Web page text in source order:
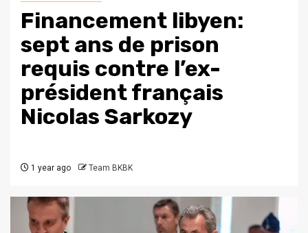
Financement libyen:
sept ans de prison
requis contre l’ex-
président français
Nicolas Sarkozy
1 year ago Team BKBK